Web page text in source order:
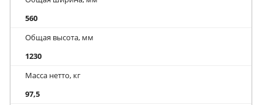
560
Общая высота, мм
1230
Масса нетто, кг
97,5